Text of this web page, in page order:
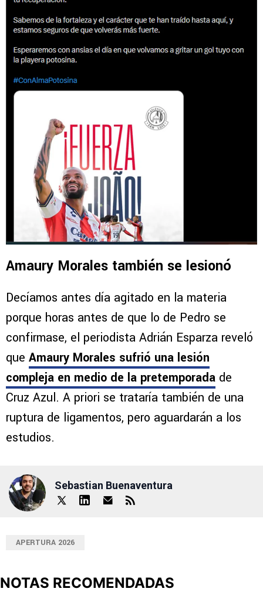
Amaury Morales también se lesionó
Decíamos antes día agitado en la materia
porque horas antes de que lo de Pedro se
confirmase, el periodista Adrián Esparza reveló
que Amaury Morales sufrió una lesión
compleja en medio de la pretemporada de
Cruz Azul. A priori se trataría también de una
ruptura de ligamentos, pero aguardarán a los
estudios.
Sebastian Buenaventura
APERTURA 2026
NOTAS RECOMENDADAS